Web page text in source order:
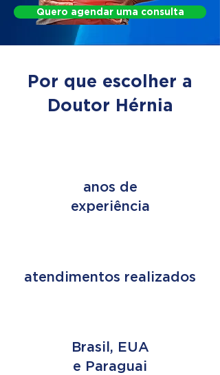
Quero agendar uma consulta
Por que escolher a
Doutor Hérnia
anos de
experiência
atendimentos realizados
Brasil, EUA
e Paraguai